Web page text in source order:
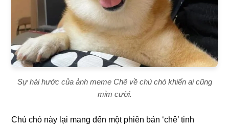
Sự hài hước của ảnh meme Chê về chú chó khiến ai cũng
mỉm cười.
Chú chó này lại mang đến một phiên bản ‘chê’ tinh